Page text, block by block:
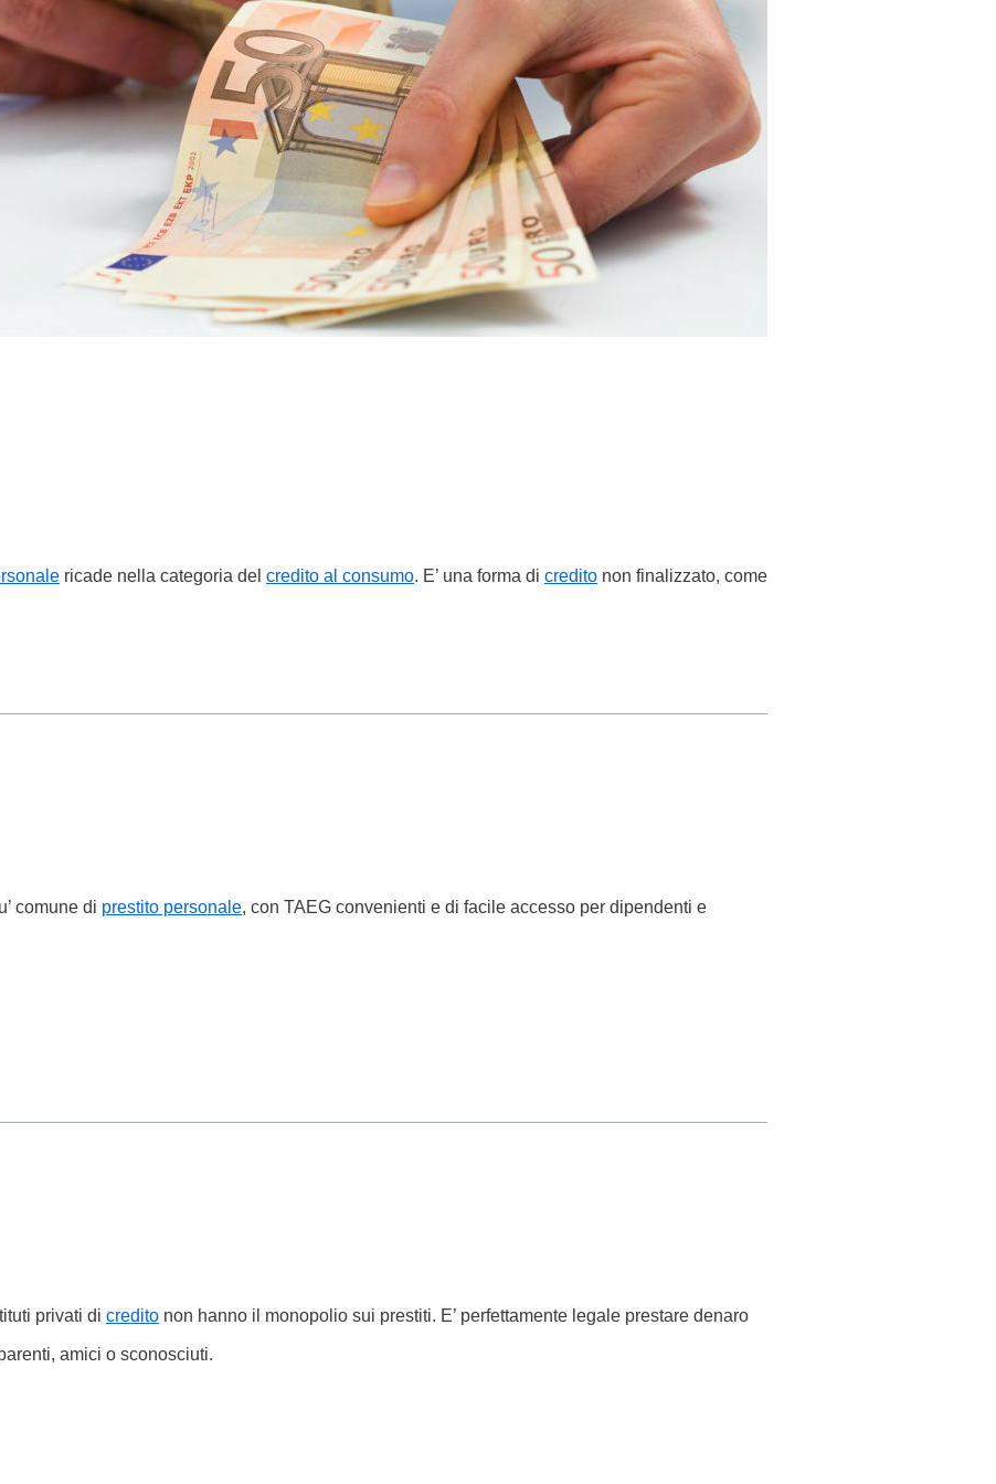
ricade nella categoria del credito al consumo. E’ una forma di credito non finalizzato, come
comune di prestito personale, con TAEG convenienti e di facile accesso per dipendenti e
privati di credito non hanno il monopolio sui prestiti. E’ perfettamente legale prestare denaro
amici o sconosciuti.